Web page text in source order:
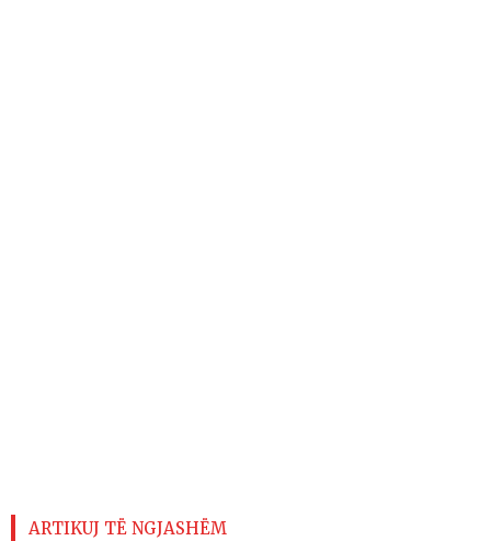
ARTIKUJ TË NGJASHËM